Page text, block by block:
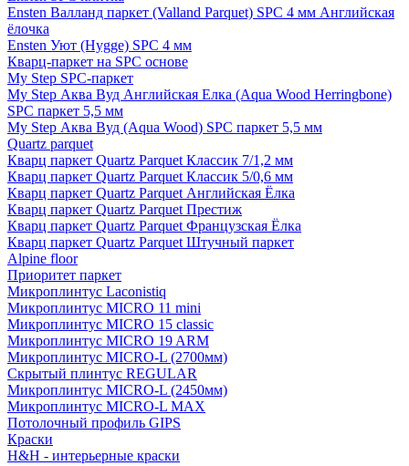
Ensten Валланд паркет (Valland Parquet) SPC 4 мм Английская
ёлочка
Ensten Уют (Hygge) SPC 4 мм
Кварц-паркет на SPC основе
My Step SPC-паркет
My Step Аква Вуд Английская Елка (Aqua Wood Herringbone)
SPC паркет 5,5 мм
My Step Аква Вуд (Aqua Wood) SPC паркет 5,5 мм
Quartz parquet
Кварц паркет Quartz Parquet Классик 7/1,2 мм
Кварц паркет Quartz Parquet Классик 5/0,6 мм
Кварц паркет Quartz Parquet Английская Ёлка
Кварц паркет Quartz Parquet Престиж
Кварц паркет Quartz Parquet Французская Ёлка
Кварц паркет Quartz Parquet Штучный паркет
Alpine floor
Приоритет паркет
Микроплинтус Laconistiq
Микроплинтус MICRO 11 mini
Микроплинтус MICRO 15 classic
Микроплинтус MICRO 19 ARM
Микроплинтус MICRO-L (2700мм)
Скрытый плинтус REGULAR
Микроплинтус MICRO-L (2450мм)
Микроплинтус MICRO-L MAX
Потолочный профиль GIPS
Краски
H&H - интерьерные краски